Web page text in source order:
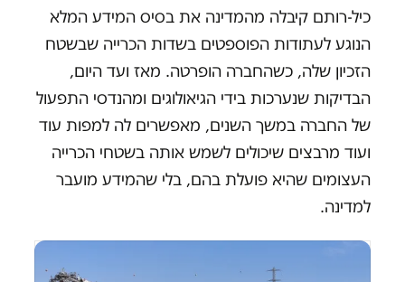
כיל-רותם קיבלה מהמדינה את בסיס המידע המלא
הנוגע לעתודות הפוספטים בשדות הכרייה שבשטח
הזכיון שלה, כשהחברה הופרטה. מאז ועד היום,
הבדיקות שנערכות בידי הגיאולוגים ומהנדסי התפעול
של החברה במשך השנים, מאפשרים לה למפות עוד
ועוד מרבצים שיכולים לשמש אותה בשטחי הכרייה
העצומים שהיא פועלת בהם, בלי שהמידע מועבר
למדינה.